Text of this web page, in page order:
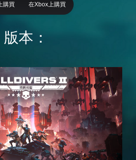
購買 在Xbox上購買
版本：